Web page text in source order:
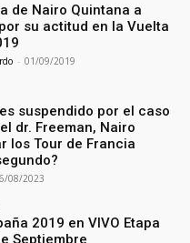
de Nairo Quintana a
su actitud en la Vuelta
- 01/09/2019
suspendido por el caso
dr. Freeman, Nairo
los Tour de Francia
08/2023
2019 en VIVO Etapa
Septiembre